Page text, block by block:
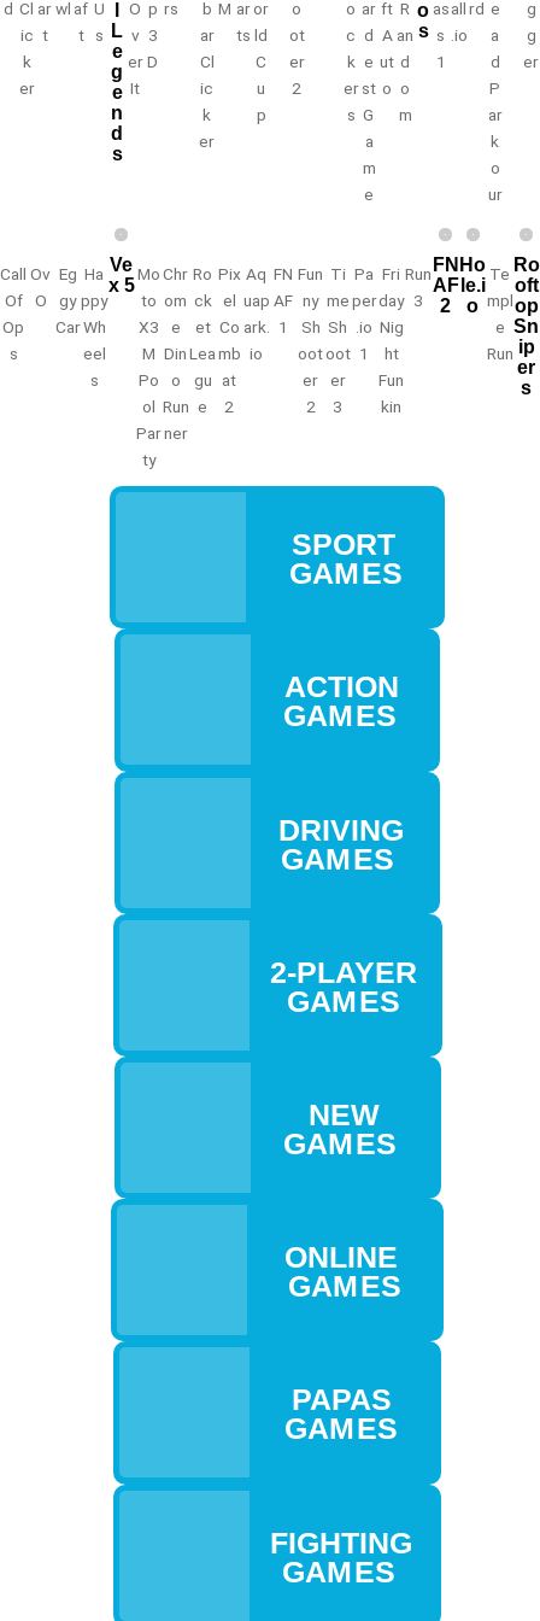
d Cl
ic
k
er
ar
t
wl af
t
U
s
L
e
g
e
n
d
s
O
v
er
It
p
3
D
rs
b
ar
Cl
ic
k
er
M ar
ts
or
ld
C
u
p
o
ot
er
2
o
c
k
er
s
ar
d
e
st
G
a
m
e
ft
A
ut
o
R
an
d
o
m
o
s
as
s
1
all
.io
rd e
a
d
P
ar
k
o
ur
g
g
er
Call
Of
Op
s
Ov
O
Eg
gy
Car
Ha
ppy
Wh
eel
s
Ve
x 5
Mo
to
X3
M
Po
ol
Par
ty
Chr
om
e
Din
o
Run
ner
Ro
ck
et
Lea
gu
e
Pix
el
Co
mb
at
2
Aq
uap
ark.
io
FN
AF
1
Fun
ny
Sh
oot
er
2
Ti
me
Sh
oot
er
3
Pa
per
.io
1
Fri
day
Nig
ht
Fun
kin
Run
3
FN
AF
2
Ho
le.i
o
Te
mpl
e
Run
Ro
oft
op
Sn
ip
er
s
SPORT
GAM ES
ACTION
GAM ES
DRIVING
GAM ES
2-PLAYER
GAM ES
NEW
GAM ES
ONLINE
GAM ES
PAPAS
GAM ES
FIGHTING
GAM ES